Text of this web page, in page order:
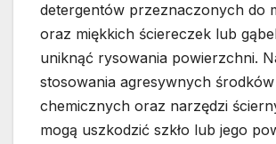
detergentów przeznaczonych do
oraz miękkich ściereczek lub
uniknąć rysowania powierzchni.
stosowania agresywnych środków
chemicznych oraz narzędzi
mogą uszkodzić szkło lub jego